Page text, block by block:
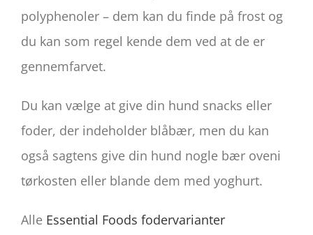
polyphenoler – dem kan du finde på frost og
du kan som regel kende dem ved at de er
gennemfarvet.
Du kan vælge at give din hund snacks eller
foder, der indeholder blåbær, men du kan
også sagtens give din hund nogle bær oveni
tørkosten eller blande dem med yoghurt.
Alle Essential Foods fodervarianter